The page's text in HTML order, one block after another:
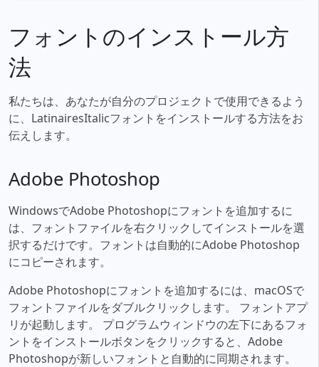
フォントのインストール方
法
私たちは、あなたが自分のプロジェクトで使用できるよう
に、LatinairesItalicフォントをインストールする方法をお
伝えします。
Adobe Photoshop
WindowsでAdobe Photoshopにフォントを追加するに
は、フォントファイルを右クリックしてインストールを選
択するだけです。フォントは自動的にAdobe Photoshop
にコピーされます。
Adobe Photoshopにフォントを追加するには、macOSで
フォントファイルをダブルクリックします。 フォントアプ
リが起動します。 プログラムウィンドウの左下にあるフォ
ントをインストールボタンをクリックすると、Adobe
Photoshopが新しいフォントと自動的に同期されます。